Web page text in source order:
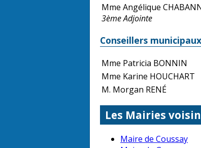
Mme Angélique
3ème Adjointe
Conseillers
Mme Patricia BONNIN
Mme Karine HOUCHART
M. Morgan RENÉ
Les Mairies
Maire de Coussay